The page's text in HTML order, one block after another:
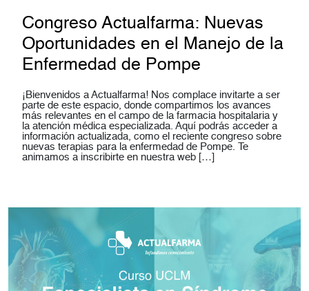
Congreso Actualfarma: Nuevas
Oportunidades en el Manejo de la
Enfermedad de Pompe
¡Bienvenidos a Actualfarma! Nos complace invitarte a ser
parte de este espacio, donde compartimos los avances
más relevantes en el campo de la farmacia hospitalaria y
la atención médica especializada. Aquí podrás acceder a
información actualizada, como el reciente congreso sobre
nuevas terapias para la enfermedad de Pompe. Te
animamos a inscribirte en nuestra web […]